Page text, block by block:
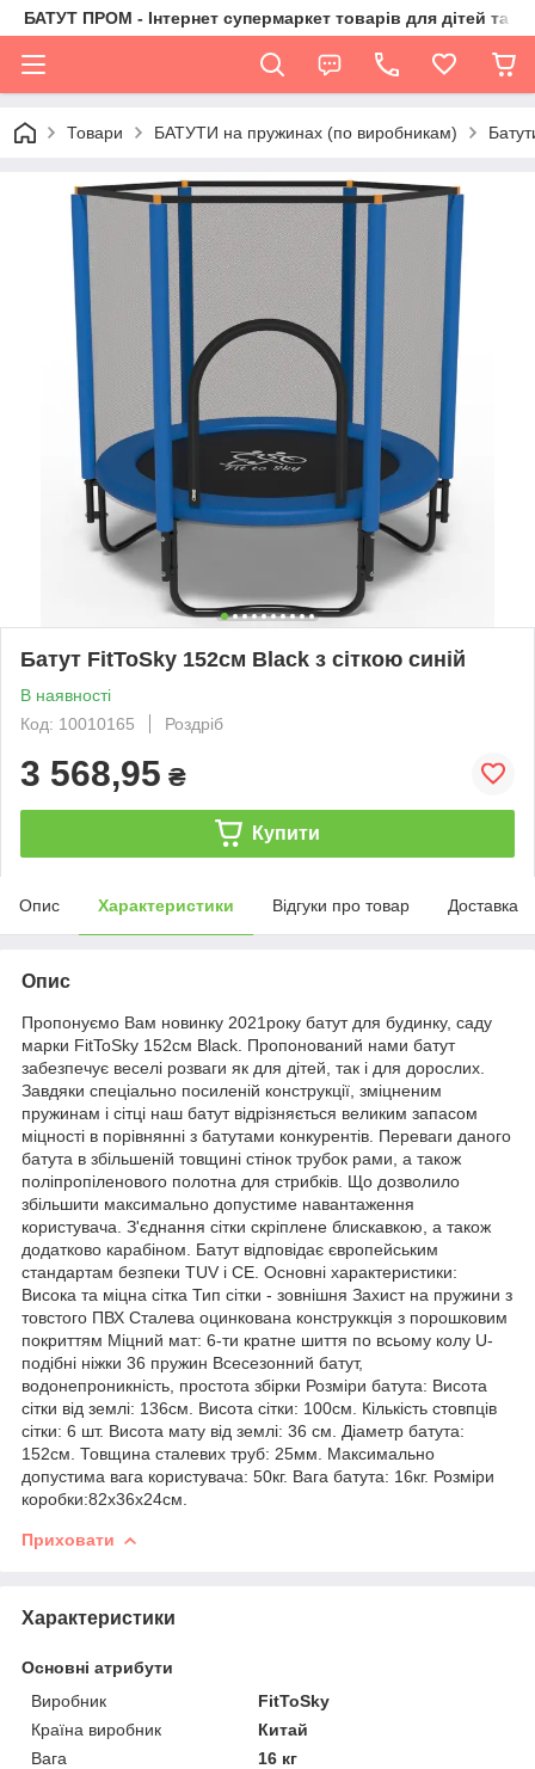
БАТУТ ПРОМ - Інтернет супермаркет товарів для дітей та їх
Товари БАТУТИ на пружинах (по виробникам)
Батут FitToSky 152см Black з сіткою синій
В наявності
Код: 10010165
Роздріб
3 568,95 ₴
Купити
Опис Характеристики Відгуки про товар Доставка
Опис
Пропонуємо Вам новинку 2021року батут для будинку, саду
марки FitToSky 152см Black. Пропонований нами батут
забезпечує веселі розваги як для дітей, так і для дорослих.
Завдяки спеціально посиленій конструкції, зміцненим
пружинам і сітці наш батут відрізняється великим запасом
міцності в порівнянні з батутами конкурентів. Переваги даного
батута в збільшеній товщині стінок трубок рами, а також
поліпропіленового полотна для стрибків. Що дозволило
збільшити максимально допустиме навантаження
користувача. З'єднання сітки скріплене блискавкою, а також
додатково карабіном. Батут відповідає європейським
стандартам безпеки TUV і CE. Основні характеристики:
Висока та міцна сітка Тип сітки - зовнішня Захист на пружини з
товстого ПВХ Сталева оцинкована конструккція з порошковим
покриттям Міцний мат: 6-ти кратне шиття по всьому колу U-
подібні ніжки 36 пружин Всесезонний батут,
водонепроникність, простота збірки Розміри батута: Висота
сітки від землі: 136см. Висота сітки: 100см. Кількість стовпців
сітки: 6 шт. Висота мату від землі: 36 см. Діаметр батута:
152см. Товщина сталевих труб: 25мм. Максимально
допустима вага користувача: 50кг. Вага батута: 16кг. Розміри
коробки:82х36х24см.
Приховати
Характеристики
Основні атрибути
Виробник
FitToSky
Країна виробник
Китай
Вага
16 кг